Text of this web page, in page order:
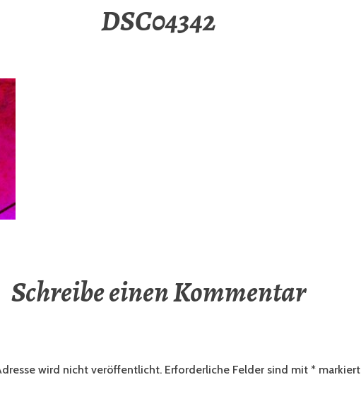
DSC04342
Schreibe einen Kommentar
wird nicht veröffentlicht. Erforderliche Felder sind mit * markiert